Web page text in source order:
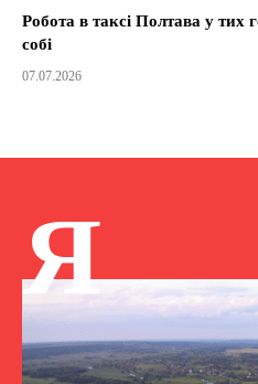
Робота в таксі Полтава у тих
собі
07.07.2026
Я